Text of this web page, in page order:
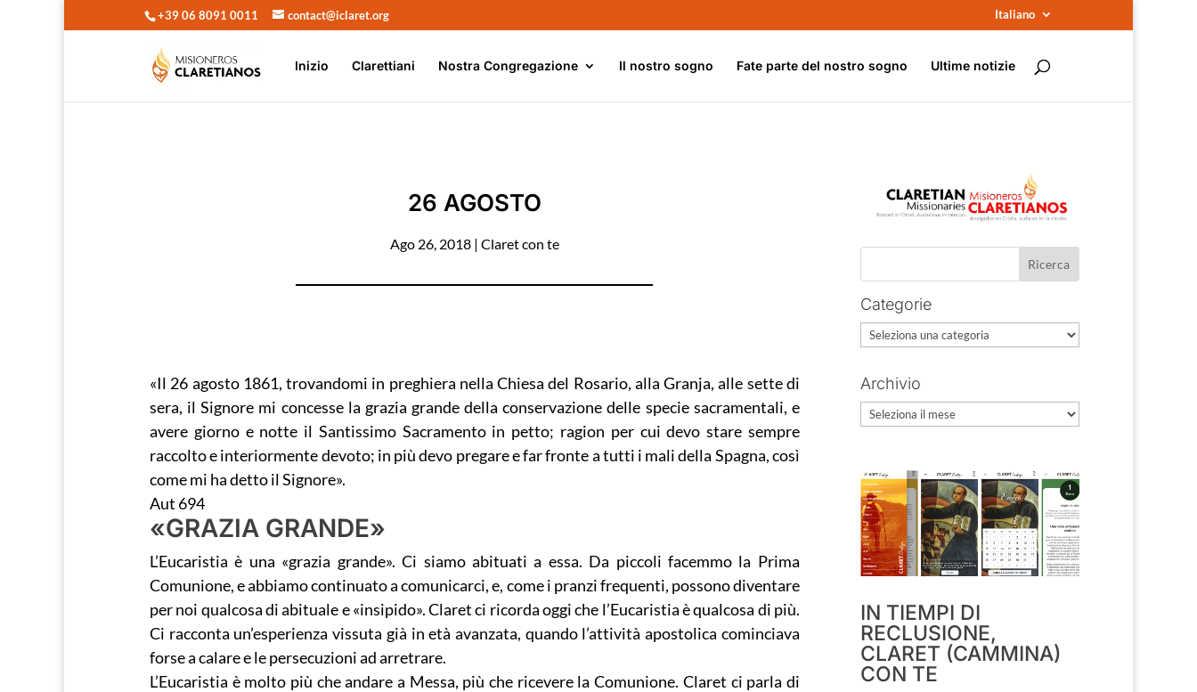
+39 06 8091 0011 contact@iclaret.org Italiano
Inizio Clarettiani Nostra Congregazione Il nostro sogno Fate parte del nostro sogno Ultime notizie
26 AGOSTO
Ago 26, 2018| Claret con te
«Il 26 agosto 1861, trovandomi in preghiera nella Chiesa del Rosario, alla Granja, alle sette di
sera, il Signore mi concesse la grazia grande della conservazione delle specie sacramentali, e
avere giorno e notte il Santissimo Sacramento in petto; ragion per cui devo stare sempre
raccolto e interiormente devoto; in più devo pregare e far fronte a tutti i mali della Spagna, così
come mi ha detto il Signore».
Aut 694
«GRAZIA GRANDE»
L’Eucaristia è una «grazia grande». Ci siamo abituati a essa. Da piccoli facemmo la Prima
Comunione, e abbiamo continuato a comunicarci, e, come i pranzi frequenti, possono diventare
per noi qualcosa di abituale e «insipido». Claret ci ricorda oggi che l’Eucaristia è qualcosa di più.
Ci racconta un’esperienza vissuta già in età avanzata, quando l’attività apostolica cominciava
forse a calare e le persecuzioni ad arretrare.
L’Eucaristia è molto più che andare a Messa, più che ricevere la Comunione. Claret ci parla di
Categorie
Categorie
Archivio
Archivio
IN TIEMPI DI
RECLUSIONE,
CLARET (CAMMINA)
CON TE